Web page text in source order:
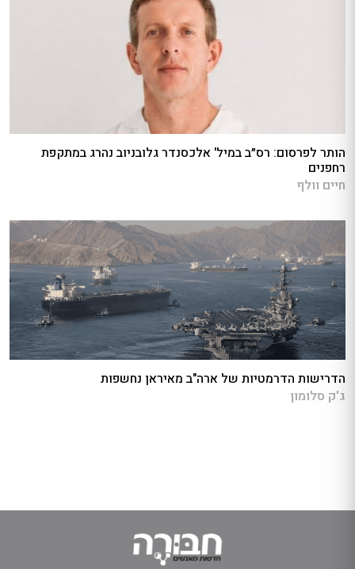
הותר לפרסום: רס״ב במיל' אלכסנדר גלובניוב נהרג במתקפת
רחפנים
חיים וולף
הדרישות הדרמטיות של ארה"ב מאיראן נחשפות
ג'ק סלומון